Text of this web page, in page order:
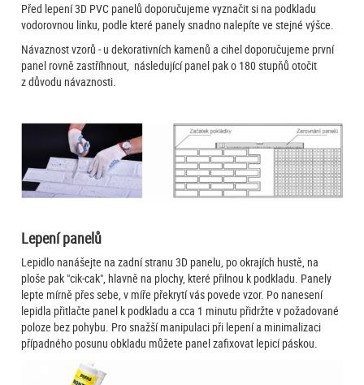
Před lepení 3D PVC panelů doporučujeme vyznačit si na podkladu
vodorovnou linku, podle které panely snadno nalepíte ve stejné výšce.
Návaznost vzorů - u dekorativních kamenů a cihel doporučujeme první
panel rovně zastříhnout, následující panel pak o 180 stupňů otočit
z důvodu návaznosti.
Lepení panelů
Lepidlo nanášejte na zadní stranu 3D panelu, po okrajích hustě, na
ploše pak "cik-cak", hlavně na plochy, které přilnou k podkladu. Panely
lepte mírně přes sebe, v míře překrytí vás povede vzor. Po nanesení
lepidla přitlačte panel k podkladu a cca 1 minutu přidržte v požadované
poloze bez pohybu. Pro snažší manipulaci při lepení a minimalizaci
případného posunu obkladu můžete panel zafixovat lepicí páskou.